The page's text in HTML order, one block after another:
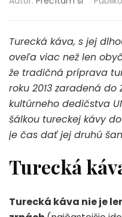
Turecká káva, s jej
oveľa viac než len
že tradičná príprava
roku 2013 zaradená
kultúrneho dedičstva
šálkou tureckej kávy
je čas dať jej druhú
Turecká
Turecká káva nie je